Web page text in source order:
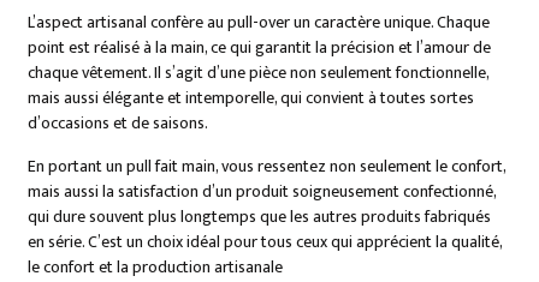
L’aspect artisanal confère au pull-over un caractère unique. Chaque
point est réalisé à la main, ce qui garantit la précision et l’amour de
chaque vêtement. Il s’agit d’une pièce non seulement fonctionnelle,
mais aussi élégante et intemporelle, qui convient à toutes sortes
d’occasions et de saisons.
En portant un pull fait main, vous ressentez non seulement le confort,
mais aussi la satisfaction d’un produit soigneusement confectionné,
qui dure souvent plus longtemps que les autres produits fabriqués
en série. C’est un choix idéal pour tous ceux qui apprécient la qualité,
le confort et la production artisanale